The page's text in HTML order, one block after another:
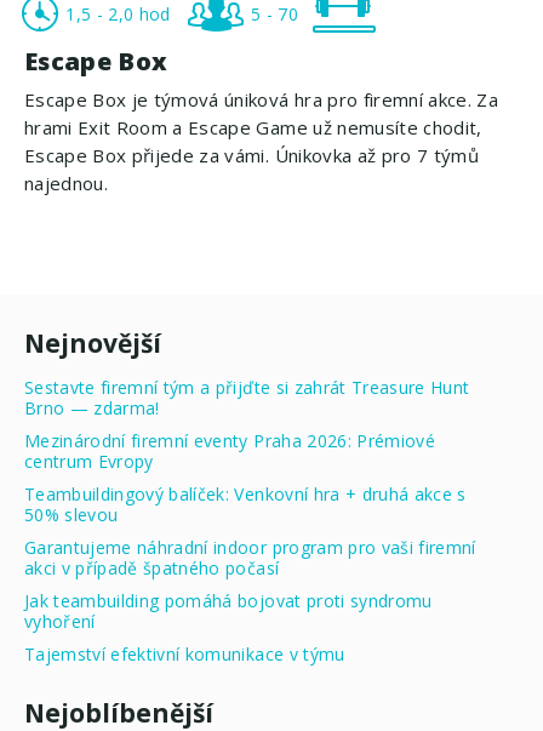
1,5 - 2,0 hod 5 - 70
Escape Box
Escape Box je týmová úniková hra pro firemní akce. Za
hrami Exit Room a Escape Game už nemusíte chodit,
Escape Box přijede za vámi. Únikovka až pro 7 týmů
najednou.
Nejnovější
Sestavte firemní tým a přijďte si zahrát Treasure Hunt
Brno — zdarma!
Mezinárodní firemní eventy Praha 2026: Prémiové
centrum Evropy
Teambuildingový balíček: Venkovní hra + druhá akce s
50% slevou
Garantujeme náhradní indoor program pro vaši firemní
akci v případě špatného počasí
Jak teambuilding pomáhá bojovat proti syndromu
vyhoření
Tajemství efektivní komunikace v týmu
Nejoblíbenější